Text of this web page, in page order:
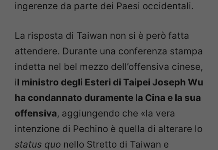
ingerenze da parte dei Paesi occidentali.
La risposta di Taiwan non si è però fatta
attendere. Durante una conferenza stampa
indetta nel bel mezzo dell’offensiva cinese,
il ministro degli Esteri di Taipei Joseph Wu
ha condannato duramente la Cina e la sua
offensiva, aggiungendo che «la vera
intenzione di Pechino è quella di alterare lo
status quo nello Stretto di Taiwan e